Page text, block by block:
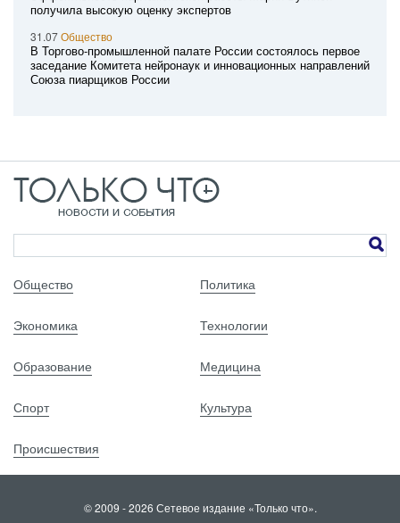
получила высокую оценку экспертов
31.07Общество
В Торгово-промышленной палате России состоялось первое
заседание Комитета нейронаук и инновационных направлений
Союза пиарщиков России
Общество Политика
Экономика Технологии
Образование Медицина
Спорт Культура
Происшествия
© 2009 - 2026 Сетевое издание «Только что».